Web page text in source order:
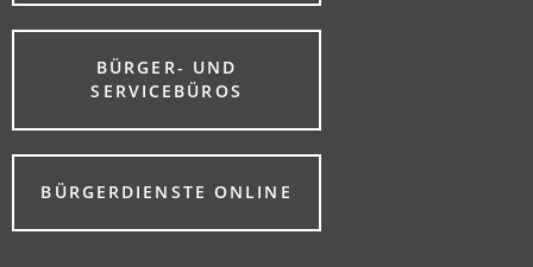
EINEM
NEUEN
BÜRGER- UND
SERVICEBÜROS
(ÖFFNET
EINEM
NEUEN
TAB)BÜRGERDIENSTE ONLINE
(ÖFFNET
EINEM